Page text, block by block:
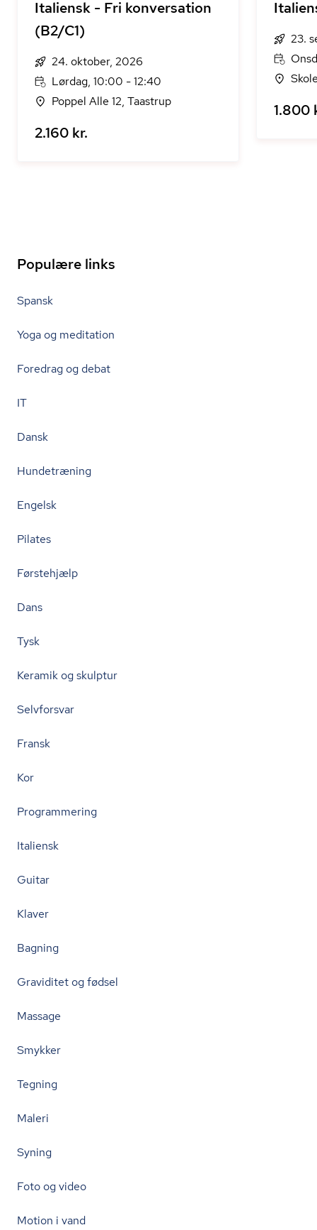
Italiensk - Fri konversation
(B2/C1)
24. oktober, 2026
Lørdag, 10:00 - 12:40
Poppel Alle 12, Taastrup
2.160 kr.
23.
1.800
Populære links
Spansk
Yoga og meditation
Foredrag og debat
IT
Dansk
Hundetræning
Engelsk
Pilates
Førstehjælp
Dans
Tysk
Keramik og skulptur
Selvforsvar
Fransk
Kor
Programmering
Italiensk
Guitar
Klaver
Bagning
Graviditet og fødsel
Massage
Smykker
Tegning
Maleri
Syning
Foto og video
Motion i vand